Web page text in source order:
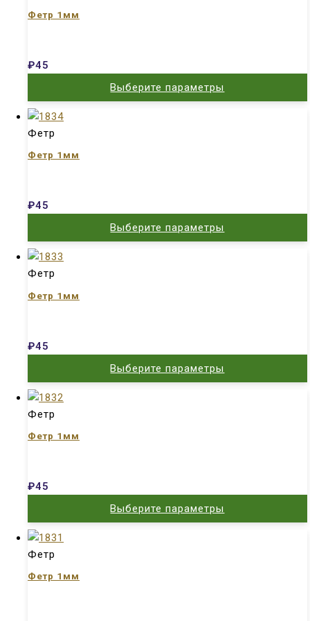
Фетр 1мм
₽45
Выберите параметры
Фетр
Фетр 1мм
₽45
Выберите параметры
Фетр
Фетр 1мм
₽45
Выберите параметры
Фетр
Фетр 1мм
₽45
Выберите параметры
Фетр
Фетр 1мм